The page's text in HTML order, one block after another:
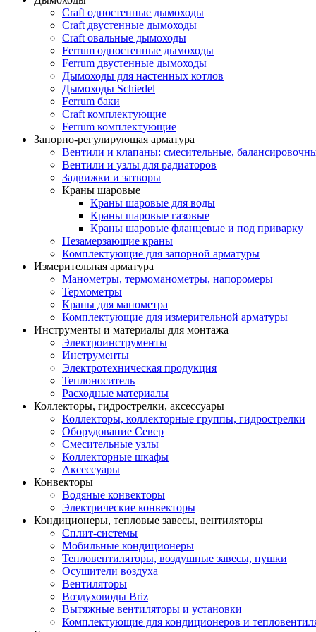
Craft одностенные дымоходы
Craft двустенные дымоходы
Craft овальные дымоходы
Ferrum одностенные дымоходы
Ferrum двустенные дымоходы
Дымоходы для настенных котлов
Дымоходы Schiedel
Ferrum баки
Craft комплектующие
Ferrum комплектующие
Запорно-регулирующая арматура
Вентили и клапаны: смесительные,
Вентили и узлы для радиаторов
Задвижки и затворы
Краны шаровые
Краны шаровые для воды
Краны шаровые газовые
Краны шаровые фланцевые и под приварку
Незамерзающие краны
Комплектующие для запорной арматуры
Измерительная арматура
Манометры, термоманометры, напоромеры
Термометры
Краны для манометра
Комплектующие для измерительной арматуры
Инструменты и материалы для монтажа
Электроинструменты
Инструменты
Электротехническая продукция
Теплоноситель
Расходные материалы
Коллекторы, гидрострелки, аксессуары
Коллекторы, коллекторные группы, гидрострелки
Оборудование Север
Смесительные узлы
Коллекторные шкафы
Аксессуары
Конвекторы
Водяные конвекторы
Электрические конвекторы
Кондиционеры, тепловые завесы, вентиляторы
Сплит-системы
Мобильные кондиционеры
Тепловентиляторы, воздушные завесы, пушки
Осушители воздуха
Вентиляторы
Воздуховоды Briz
Вытяжные вентиляторы и установки
Комплектующие для кондиционеров и